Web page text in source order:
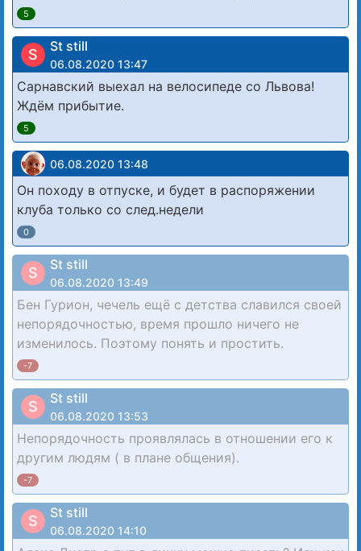
5
S St still
06.08.2020 13:47
Сарнавский выехал на велосипеде со Львова!
Ждём прибытие.
5
06.08.2020 13:48
Он походу в отпуске, и будет в распоряжении
клуба только со след.недели
0
S St still
06.08.2020 13:49
Бен Гурион, чечель ещё с детства славился своей
непорядочностью, время прошло ничего не
изменилось. Поэтому понять и простить.
-7
S St still
06.08.2020 13:53
Непорядочность проявлялась в отношении его к
другим людям ( в плане общения).
-7
S St still
06.08.2020 14:10